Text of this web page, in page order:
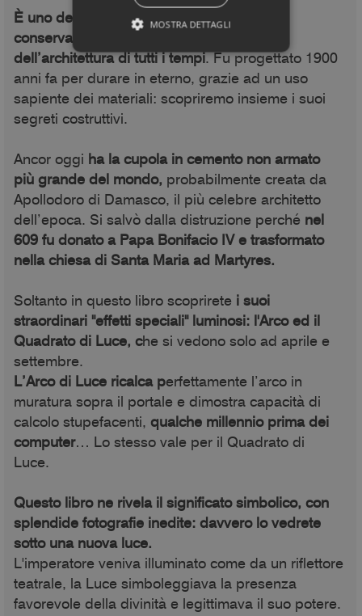
È uno degli edifici romani antichi meglio
conservati, uno dei massimi capolavori
dell’architettura di tutti i tempi. Fu progettato 1900
anni fa per durare in eterno, grazie ad un uso
sapiente dei materiali: scopriremo insieme i suoi
segreti costruttivi.
Ancor oggi ha la cupola in cemento non armato
più grande del mondo, probabilmente creata da
Apollodoro di Damasco, il più celebre architetto
dell’epoca. Si salvò dalla distruzione perché nel
609 fu donato a Papa Bonifacio IV e trasformato
nella chiesa di Santa Maria ad Martyres.
Soltanto in questo libro scoprirete i suoi
straordinari "effetti speciali" luminosi: l'Arco ed il
Quadrato di Luce, che si vedono solo ad aprile e
settembre.
L’Arco di Luce ricalca perfettamente l’arco in
muratura sopra il portale e dimostra capacità di
calcolo stupefacenti, qualche millennio prima dei
computer… Lo stesso vale per il Quadrato di
Luce.
Questo libro ne rivela il significato simbolico, con
splendide fotografie inedite: davvero lo vedrete
sotto una nuova luce.
L'imperatore veniva illuminato come da un riflettore
teatrale, la Luce simboleggiava la presenza
favorevole della divinità e legittimava il suo potere.
MOSTRA DETTAGLI